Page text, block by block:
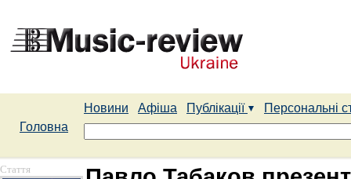
Новини Афіша Публікації
Персональні
Головна
Стаття